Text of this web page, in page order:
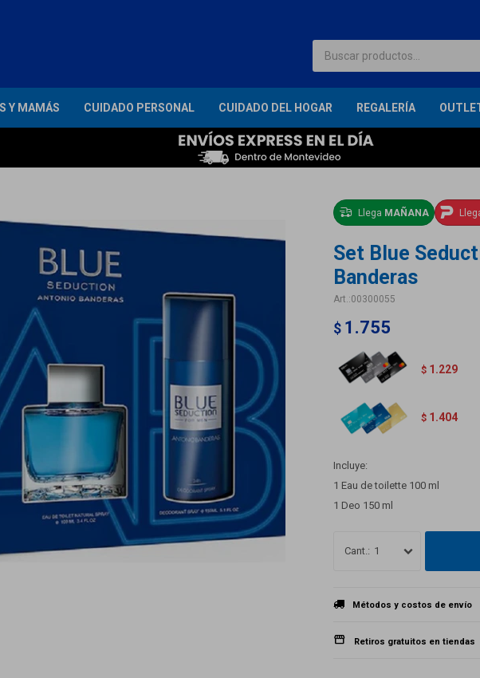
Y MAMÁS CUIDADO PERSONAL CUIDADO DEL HOGAR REGALERÍA
Llega MAÑANA
Set Blue
Banderas
00300055
$ 1.755
$ 1.229
$ 1.404
Incluye:
1 Eau de toilette 100 ml
1 Deo 150 ml
1
Métodos y costos de envío
Retiros gratuitos en tiendas